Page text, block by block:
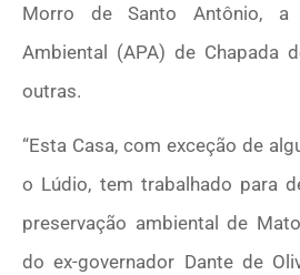
Morro de Santo Antônio, a
Ambiental (APA) de Chapada
outras.
“Esta Casa, com exceção de
o Lúdio, tem trabalhado para
preservação ambiental de
do ex-governador Dante de